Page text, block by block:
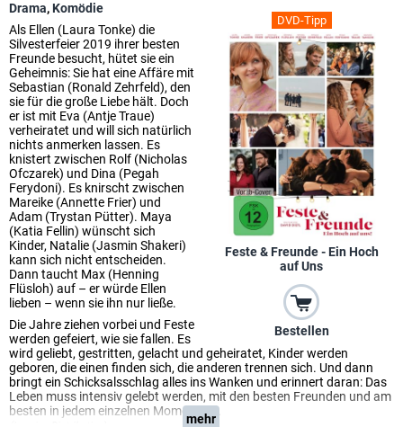
DVD-Tipp
Feste & Freunde - Ein Hoch
auf Uns
Bestellen
Drama,Komödie
Als Ellen (Laura Tonke) die
Silvesterfeier 2019 ihrer besten
Freunde besucht, hütet sie ein
Geheimnis: Sie hat eine Affäre mit
Sebastian (Ronald Zehrfeld), den
sie für die große Liebe hält. Doch
er ist mit Eva (Antje Traue)
verheiratet und will sich natürlich
nichts anmerken lassen. Es
knistert zwischen Rolf (Nicholas
Ofczarek) und Dina (Pegah
Ferydoni). Es knirscht zwischen
Mareike (Annette Frier) und
Adam (Trystan Pütter). Maya
(Katia Fellin) wünscht sich
Kinder, Natalie (Jasmin Shakeri)
kann sich nicht entscheiden.
Dann taucht Max (Henning
Flüsloh) auf – er würde Ellen
lieben – wenn sie ihn nur ließe.
Die Jahre ziehen vorbei und Feste
werden gefeiert, wie sie fallen. Es
wird geliebt, gestritten, gelacht und geheiratet, Kinder werden
geboren, die einen finden sich, die anderen trennen sich. Und dann
bringt ein Schicksalsschlag alles ins Wanken und erinnert daran: Das
Leben muss intensiv gelebt werden, mit den besten Freunden und am
besten in jedem einzelnen Moment!!!...
mehr